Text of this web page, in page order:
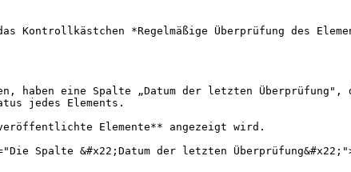
Kontrollkästchen *Regelmäßige Überprüfung des
eine Spalte „Datum der letzten Überprüfung",
jedes Elements.
Elemente** angezeigt wird.
Spalte &#x22;Datum der letzten